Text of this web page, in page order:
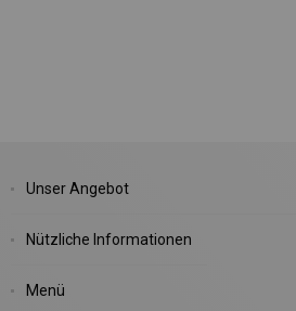
Unser Angebot
Nützliche Informationen
Menü